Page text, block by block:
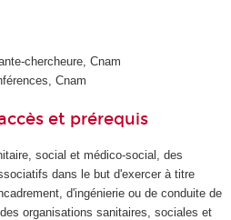
chercheure, Cnam
Cnam
et prérequis
social et médico-social, des
dans le but d'exercer à titre
d'ingénierie ou de conduite de
organisations sanitaires, sociales et